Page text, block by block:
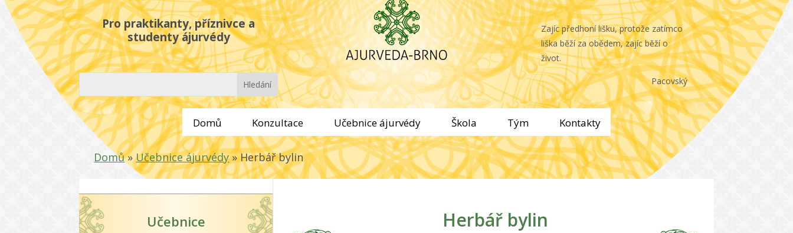
Pro praktikanty, příznivce a
studenty ájurvédy
Zajíc předhoní lišku, protože zatímco
liška běží za obědem, zajíc běží o
život.
Pacovský
Domů Konzultace Učebnice ájurvédy Škola Tým Kontakty
Domů»Učebnice ájurvédy»Herbář bylin
Učebnice Herbář bylin